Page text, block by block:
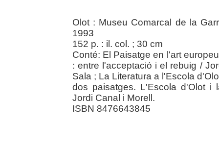
Olot : Museu Comarcal de la
1993
152 p. : il. col. ; 30 cm
Conté: El Paisatge en l'art
: entre l'acceptació i el rebuig /
Sala ; La Literatura a l'Escola
dos paisatges. L'Escola d'Olot i
Jordi Canal i Morell.
ISBN 8476643845